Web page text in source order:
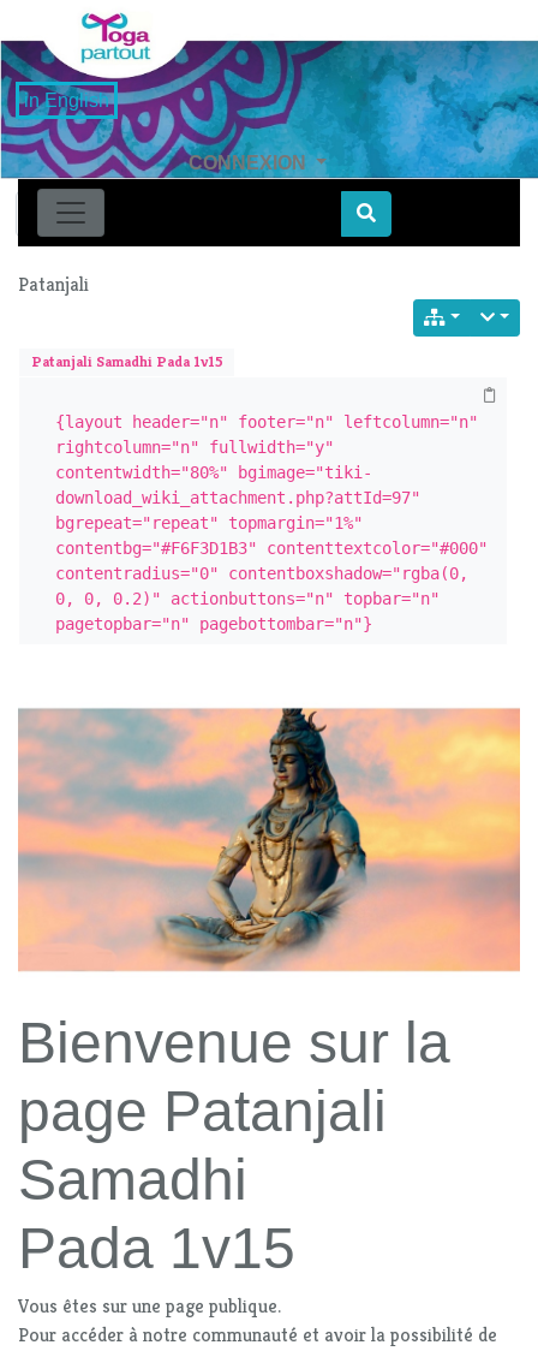
in English
CONNEXION
Find
Patanjali
Patanjali Samadhi Pada 1v15
{layout header="n" footer="n" leftcolumn="n"
rightcolumn="n" fullwidth="y"
contentwidth="80%" bgimage="tiki-
download_wiki_attachment.php?attId=97"
bgrepeat="repeat" topmargin="1%"
contentbg="#F6F3D1B3" contenttextcolor="#000"
contentradius="0" contentboxshadow="rgba(0,
0, 0, 0.2)" actionbuttons="n" topbar="n"
pagetopbar="n" pagebottombar="n"}
Bienvenue sur la
page Patanjali
Samadhi
Pada 1v15
Vous êtes sur une page publique.
Pour accéder à notre communauté et avoir la possibilité de